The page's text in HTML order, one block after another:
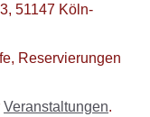
51147 Köln-
Reservierungen
Veranstaltungen.